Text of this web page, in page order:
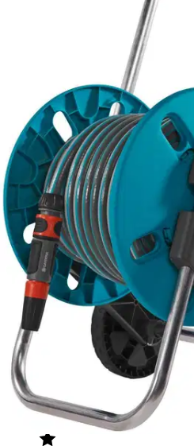
Tuotearvioiden keskiarvo
(4) arviota
Julkaisemme tuotearvioita vain
kirjoittaa asiakkaat, jotka ovat
tai verkkokaupassa.
N
Nimetön